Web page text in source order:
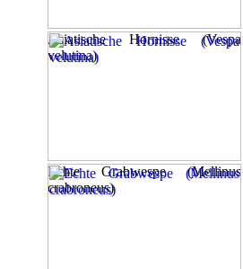
Asiatische Hornisse (Vespa
velutina)
Echte Grabwespe (Mellinus
crabroneus)